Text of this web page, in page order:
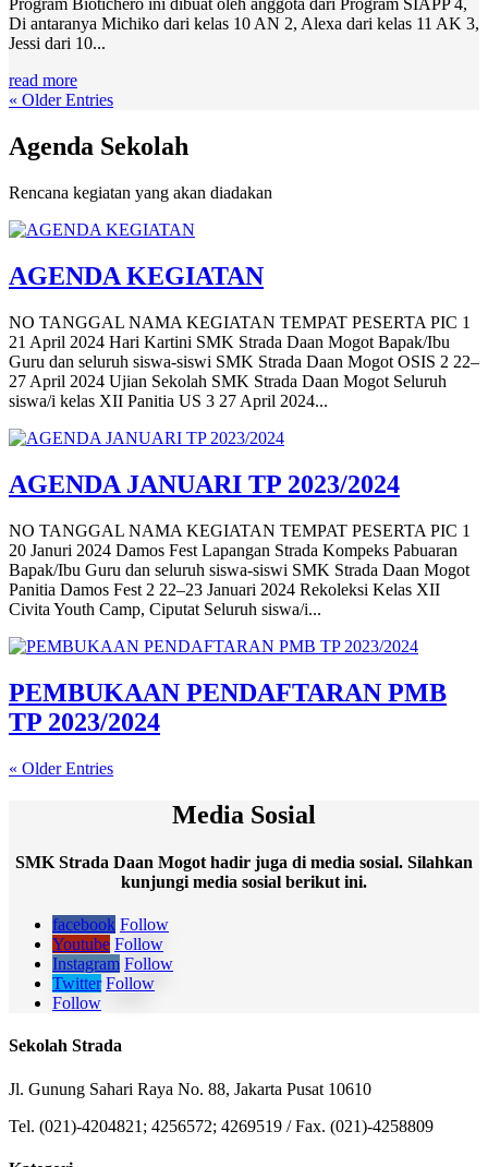
Program Biotichero ini dibuat oleh anggota dari Program SIAPP 4,
Di antaranya Michiko dari kelas 10 AN 2, Alexa dari kelas 11 AK 3,
Jessi dari 10...
read more
« Older Entries
Agenda Sekolah
Rencana kegiatan yang akan diadakan
AGENDA KEGIATAN
NO TANGGAL NAMA KEGIATAN TEMPAT PESERTA PIC 1
21 April 2024 Hari Kartini SMK Strada Daan Mogot Bapak/Ibu
Guru dan seluruh siswa-siswi SMK Strada Daan Mogot OSIS 2 22–
27 April 2024 Ujian Sekolah SMK Strada Daan Mogot Seluruh
siswa/i kelas XII Panitia US 3 27 April 2024...
AGENDA JANUARI TP 2023/2024
NO TANGGAL NAMA KEGIATAN TEMPAT PESERTA PIC 1
20 Januri 2024 Damos Fest Lapangan Strada Kompeks Pabuaran
Bapak/Ibu Guru dan seluruh siswa-siswi SMK Strada Daan Mogot
Panitia Damos Fest 2 22–23 Januari 2024 Rekoleksi Kelas XII
Civita Youth Camp, Ciputat Seluruh siswa/i...
PEMBUKAAN PENDAFTARAN PMB
TP 2023/2024
« Older Entries
Media Sosial
SMK Strada Daan Mogot hadir juga di media sosial. Silahkan
kunjungi media sosial berikut ini.
facebook Follow
Youtube Follow
Instagram Follow
Twitter Follow
Follow
Sekolah Strada
Jl. Gunung Sahari Raya No. 88, Jakarta Pusat 10610
Tel. (021)-4204821; 4256572; 4269519 / Fax. (021)-4258809